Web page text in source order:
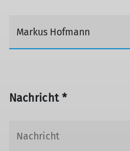
Nachricht *